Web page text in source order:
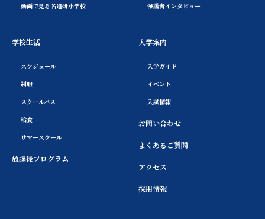
動画で見る名進研小学校
保護者インタビュー
学校生活
スケジュール
制服
スクールバス
給食
サマースクール
放課後プログラム
入学案内
入学ガイド
イベント
入試情報
お問い合わせ
よくあるご質問
アクセス
採用情報